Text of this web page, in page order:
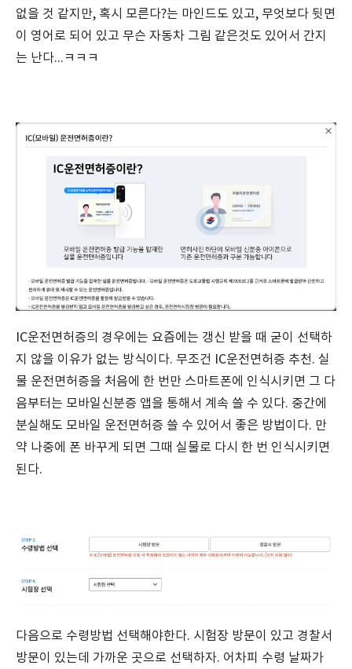
없을 것 같지만, 혹시 모른다?는 마인드도 있고, 무엇보다 뒷면
이 영어로 되어 있고 무슨 자동차 그림 같은것도 있어서 간지
는 난다...ㅋㅋㅋ
IC운전면허증의 경우에는 요즘에는 갱신 받을 때 굳이 선택하
지 않을 이유가 없는 방식이다. 무조건 IC운전면허증 추천. 실
물 운전면허증을 처음에 한 번만 스마트폰에 인식시키면 그 다
음부터는 모바일신분증 앱을 통해서 계속 쓸 수 있다. 중간에
분실해도 모바일 운전면허증 쓸 수 있어서 좋은 방법이다. 만
약 나중에 폰 바꾸게 되면 그때 실물로 다시 한 번 인식시키면
된다.
다음으로 수령방법 선택해야한다. 시험장 방문이 있고 경찰서
방문이 있는데 가까운 곳으로 선택하자. 어차피 수령 날짜가